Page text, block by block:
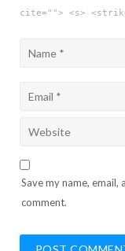
cite=""> <s>
Save my name,
comment.